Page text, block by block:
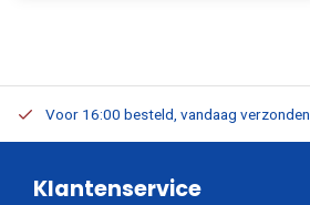
Voor 16:00 besteld, vandaag verzonden
Klantenservice